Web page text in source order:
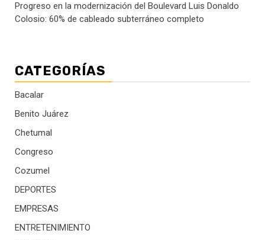
Progreso en la modernización del Boulevard Luis Donaldo
Colosio: 60% de cableado subterráneo completo
CATEGORÍAS
Bacalar
Benito Juárez
Chetumal
Congreso
Cozumel
DEPORTES
EMPRESAS
ENTRETENIMIENTO